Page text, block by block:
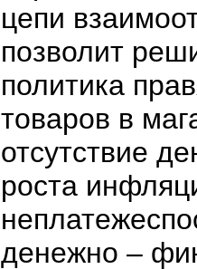
цепи
позволит
политика
товаров в
отсутствие
роста
денежно –